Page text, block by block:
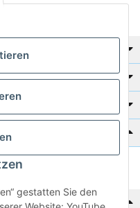
gestatten Sie den